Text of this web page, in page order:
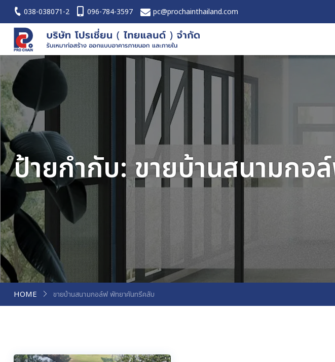
038-038071-2 096-784-3597 pc@prochainthailand.com
ป้ายกำกับ:ขายบ้านสนามกอ
HOME ขายบ้านสนามกอล์ฟ พัทยาคันทรีคลับ